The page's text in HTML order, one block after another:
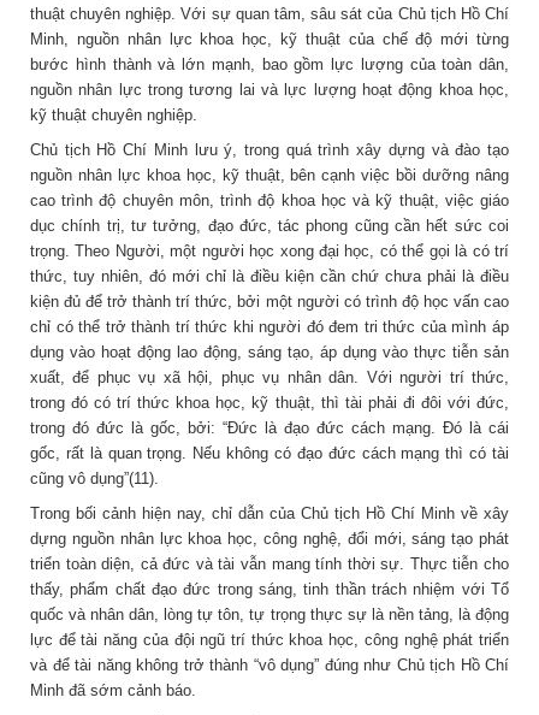
thuật chuyên nghiệp. Với sự quan tâm, sâu sát của Chủ tịch Hồ Chí
Minh, nguồn nhân lực khoa học, kỹ thuật của chế độ mới từng
bước hình thành và lớn mạnh, bao gồm lực lượng của toàn dân,
nguồn nhân lực trong tương lai và lực lượng hoạt động khoa học,
kỹ thuật chuyên nghiệp.
Chủ tịch Hồ Chí Minh lưu ý, trong quá trình xây dựng và đào tạo
nguồn nhân lực khoa học, kỹ thuật, bên cạnh việc bồi dưỡng nâng
cao trình độ chuyên môn, trình độ khoa học và kỹ thuật, việc giáo
dục chính trị, tư tưởng, đạo đức, tác phong cũng cần hết sức coi
trọng. Theo Người, một người học xong đại học, có thể gọi là có trí
thức, tuy nhiên, đó mới chỉ là điều kiện cần chứ chưa phải là điều
kiện đủ để trở thành trí thức, bởi một người có trình độ học vấn cao
chỉ có thể trở thành trí thức khi người đó đem tri thức của mình áp
dụng vào hoạt động lao động, sáng tạo, áp dụng vào thực tiễn sản
xuất, để phục vụ xã hội, phục vụ nhân dân. Với người trí thức,
trong đó có trí thức khoa học, kỹ thuật, thì tài phải đi đôi với đức,
trong đó đức là gốc, bởi: “Đức là đạo đức cách mạng. Đó là cái
gốc, rất là quan trọng. Nếu không có đạo đức cách mạng thì có tài
cũng vô dụng”(11).
Trong bối cảnh hiện nay, chỉ dẫn của Chủ tịch Hồ Chí Minh về xây
dựng nguồn nhân lực khoa học, công nghệ, đổi mới, sáng tạo phát
triển toàn diện, cả đức và tài vẫn mang tính thời sự. Thực tiễn cho
thấy, phẩm chất đạo đức trong sáng, tinh thần trách nhiệm với Tổ
quốc và nhân dân, lòng tự tôn, tự trọng thực sự là nền tảng, là động
lực để tài năng của đội ngũ trí thức khoa học, công nghệ phát triển
và để tài năng không trở thành “vô dụng” đúng như Chủ tịch Hồ Chí
Minh đã sớm cảnh báo.